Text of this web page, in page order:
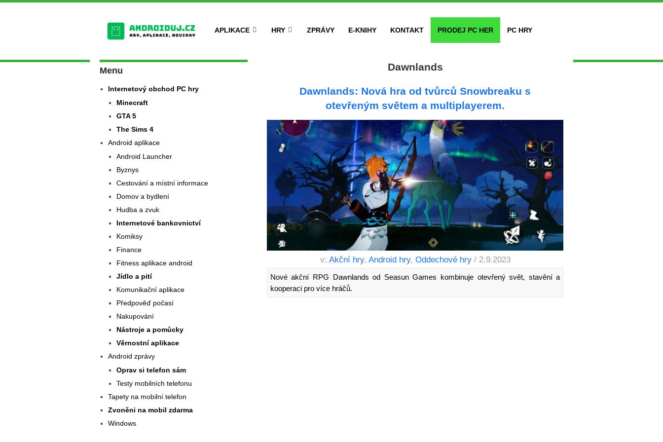
APLIKACE HRY ZPRÁVY E-KNIHY KONTAKT PRODEJ PC HER PC HRY
Dawnlands
Dawnlands: Nová hra od tvůrců Snowbreaku s
otevřeným světem a multiplayerem.
v: Akční hry, Android hry, Oddechové hry / 2.9.2023
Nové akční RPG Dawnlands od Seasun Games kombinuje otevřený svět, stavění a
kooperaci pro více hráčů.
Menu
Internetový obchod PC hry
Minecraft
GTA 5
The Sims 4
Android aplikace
Android Launcher
Byznys
Cestování a místní informace
Domov a bydlení
Hudba a zvuk
Internetové bankovnictví
Komiksy
Finance
Fitness aplikace android
Jídlo a pití
Komunikační aplikace
Předpověď počasí
Nakupování
Nástroje a pomůcky
Věrnostní aplikace
Android zprávy
Oprav si telefon sám
Testy mobilních telefonu
Tapety na mobilní telefon
Zvoněni na mobil zdarma
Windows